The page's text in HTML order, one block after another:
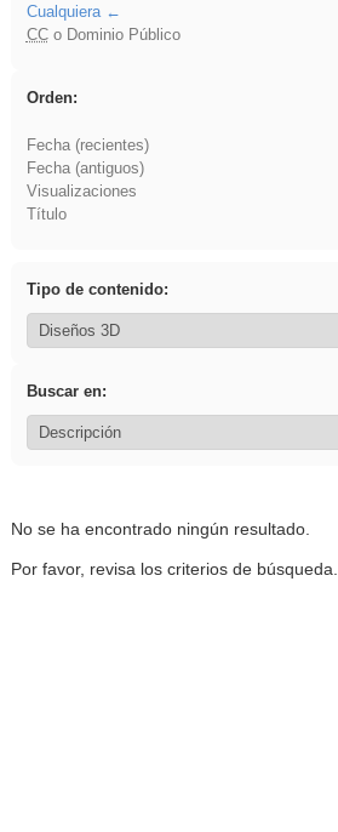
Cualquiera
CCo Dominio Público
Orden:
Fecha (recientes)
Fecha (antiguos)
Visualizaciones
Título
Tipo de contenido:
Buscar en:
No se ha encontrado ningún resultado.
Por favor, revisa los criterios de búsqueda.